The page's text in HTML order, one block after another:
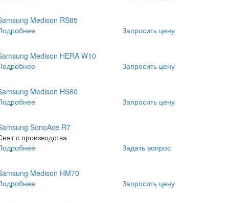
Medison RS85
Запросить цену
Medison HERA W10
Запросить цену
Medison HS60
Запросить цену
SonoAce R7
с производства
Задать вопрос
Medison HM70
Запросить цену